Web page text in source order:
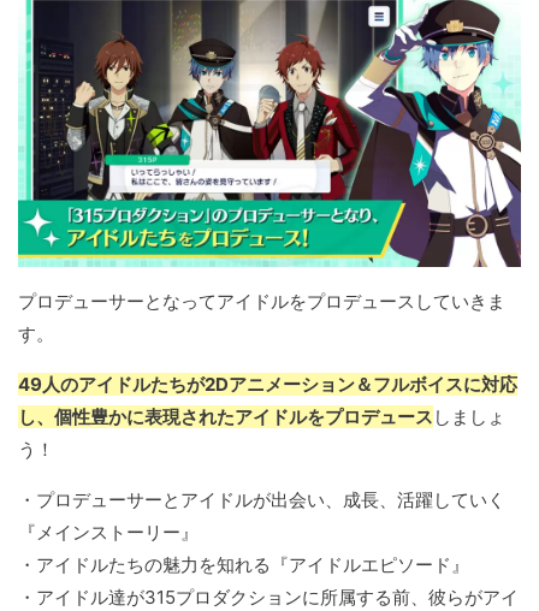
プロデューサーとなってアイドルをプロデュースしていきま
す。
49人のアイドルたちが2Dアニメーション＆フルボイスに対応
し、個性豊かに表現されたアイドルをプロデュース しましょ
う！
・プロデューサーとアイドルが出会い、成長、活躍していく
『メインストーリー』
・アイドルたちの魅力を知れる『アイドルエピソード』
・アイドル達が315プロダクションに所属する前、彼らがアイ